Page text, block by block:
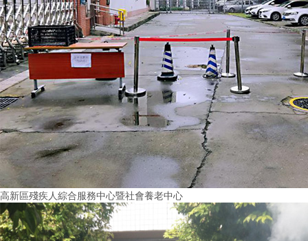
高新區殘疾人綜合服務中心暨社會養老中心